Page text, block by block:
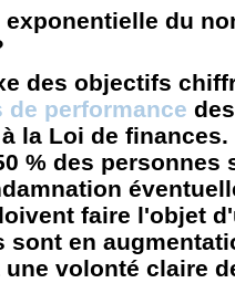
du
des objectifs
de performance
la Loi de
% des
faire l'objet
sont en
une volonté claire